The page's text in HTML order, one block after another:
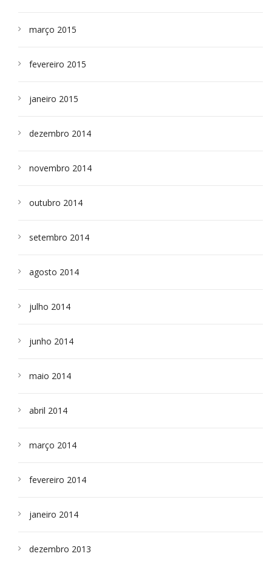
março 2015
fevereiro 2015
janeiro 2015
dezembro 2014
novembro 2014
outubro 2014
setembro 2014
agosto 2014
julho 2014
junho 2014
maio 2014
abril 2014
março 2014
fevereiro 2014
janeiro 2014
dezembro 2013